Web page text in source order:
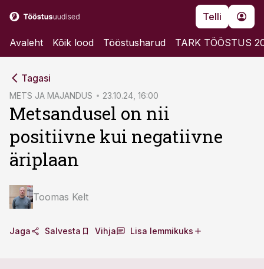
Telli
Avaleht Kõik lood Tööstusharud TARK TÖÖSTUS
Tagasi
METS JA MAJANDUS 23.10.24, 16:00
Metsandusel on nii
positiivne kui negatiivne
äriplaan
Toomas Kelt
Jaga Salvesta Vihja Lisa lemmikuks